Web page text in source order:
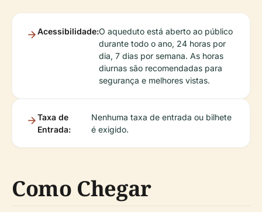
Acessibilidade:O aqueduto está aberto ao público
durante todo o ano, 24 horas por
dia, 7 dias por semana. As horas
diurnas são recomendadas para
segurança e melhores vistas.
Taxa de
Entrada:
Nenhuma taxa de entrada ou bilhete
é exigido.
Como Chegar